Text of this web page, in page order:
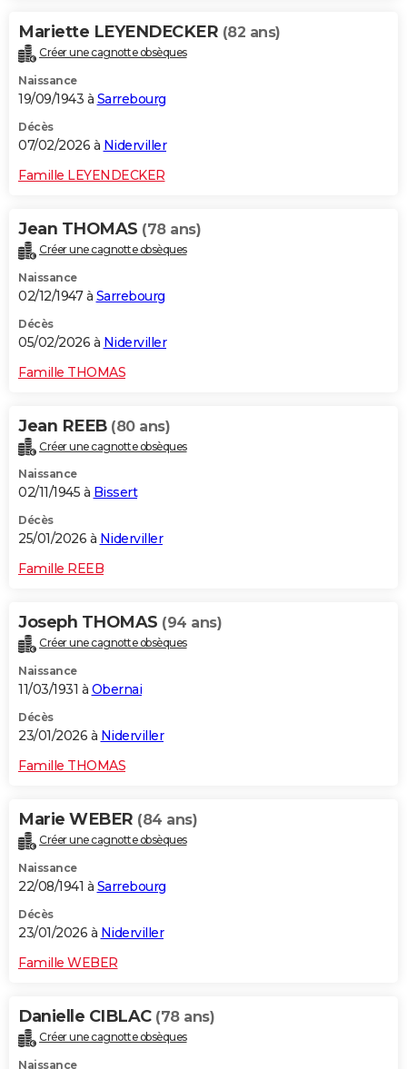
Mariette LEYENDECKER (82 ans)
Créer une cagnotte obsèques
Naissance
19/09/1943 à Sarrebourg
Décès
07/02/2026 à Niderviller
Famille LEYENDECKER
Jean THOMAS (78 ans)
Créer une cagnotte obsèques
Naissance
02/12/1947 à Sarrebourg
Décès
05/02/2026 à Niderviller
Famille THOMAS
Jean REEB (80 ans)
Créer une cagnotte obsèques
Naissance
02/11/1945 à Bissert
Décès
25/01/2026 à Niderviller
Famille REEB
Joseph THOMAS (94 ans)
Créer une cagnotte obsèques
Naissance
11/03/1931 à Obernai
Décès
23/01/2026 à Niderviller
Famille THOMAS
Marie WEBER (84 ans)
Créer une cagnotte obsèques
Naissance
22/08/1941 à Sarrebourg
Décès
23/01/2026 à Niderviller
Famille WEBER
Danielle CIBLAC (78 ans)
Créer une cagnotte obsèques
Naissance